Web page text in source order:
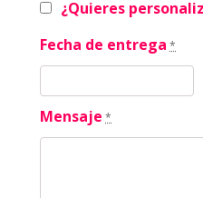
¿Quieres
Fecha de entrega *
Mensaje *